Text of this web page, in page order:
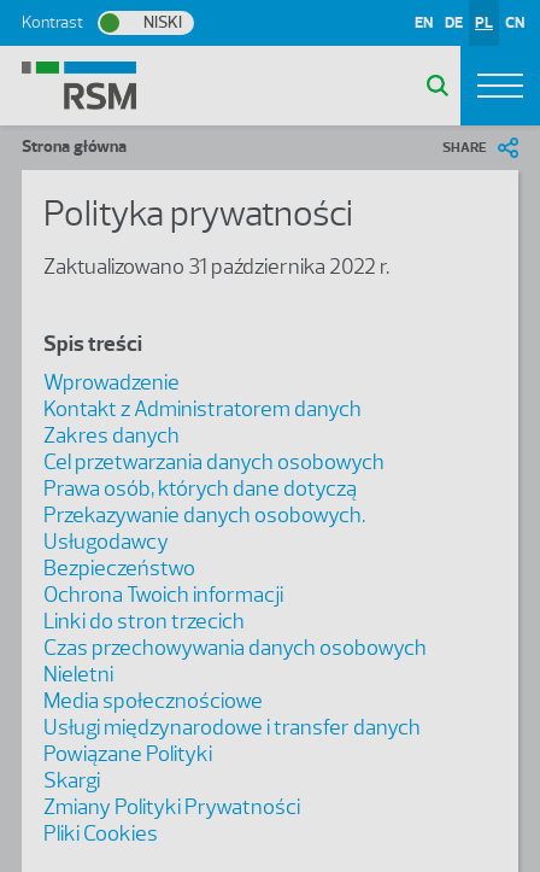
Przejdź do treści
Kontrast NISKI EN DE PL CN
Ścieżka nawigacyjna
Strona główna SHARE
Polityka prywatności
Zaktualizowano 31 października 2022 r.
Spis treści
Wprowadzenie
Kontakt z Administratorem danych
Zakres danych
Cel przetwarzania danych osobowych
Prawa osób, których dane dotyczą
Przekazywanie danych osobowych.
Usługodawcy
Bezpieczeństwo
Ochrona Twoich informacji
Linki do stron trzecich
Czas przechowywania danych osobowych
Nieletni
Media społecznościowe
Usługi międzynarodowe i transfer danych
Powiązane Polityki
Skargi
Zmiany Polityki Prywatności
Pliki Cookies